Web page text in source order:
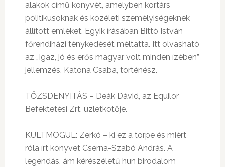
alakok című könyvét, amelyben kortárs
politikusoknak és közéleti személyiségeknek
állított emléket. Egyik írásában Bittó István
főrendiházi ténykedését méltatta. Itt olvasható
az „Igaz, jó és erős magyar volt minden ízében”
jellemzés. Katona Csaba, történész.
TŐZSDENYITÁS – Deák Dávid, az Equilor
Befektetési Zrt. üzletkötője.
KULTMOGUL: Zerkó – ki ez a törpe és miért
róla írt könyvet Cserna-Szabó András. A
legendás, ám kérészéletű hun birodalom